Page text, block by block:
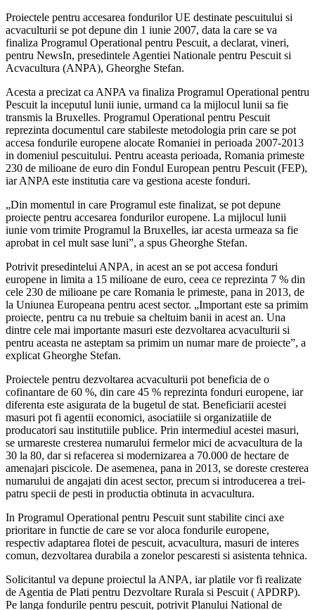
Proiectele pentru accesarea fondurilor UE destinate pescuitului si
acvaculturii se pot depune din 1 iunie 2007, data la care se va
finaliza Programul Operational pentru Pescuit, a declarat, vineri,
pentru NewsIn, presedintele Agentiei Nationale pentru Pescuit si
Acvacultura (ANPA), Gheorghe Stefan.
Acesta a precizat ca ANPA va finaliza Programul Operational pentru
Pescuit la inceputul lunii iunie, urmand ca la mijlocul lunii sa fie
transmis la Bruxelles. Programul Operational pentru Pescuit
reprezinta documentul care stabileste metodologia prin care se pot
accesa fondurile europene alocate Romaniei in perioada 2007-2013
in domeniul pescuitului. Pentru aceasta perioada, Romania primeste
230 de milioane de euro din Fondul European pentru Pescuit (FEP),
iar ANPA este institutia care va gestiona aceste fonduri.
„Din momentul in care Programul este finalizat, se pot depune
proiecte pentru accesarea fondurilor europene. La mijlocul lunii
iunie vom trimite Programul la Bruxelles, iar acesta urmeaza sa fie
aprobat in cel mult sase luni”, a spus Gheorghe Stefan.
Potrivit presedintelui ANPA, in acest an se pot accesa fonduri
europene in limita a 15 milioane de euro, ceea ce reprezinta 7 % din
cele 230 de milioane pe care Romania le primeste, pana in 2013, de
la Uniunea Europeana pentru acest sector. „Important este sa primim
proiecte, pentru ca nu trebuie sa cheltuim banii in acest an. Una
dintre cele mai importante masuri este dezvoltarea acvaculturii si
pentru aceasta ne asteptam sa primim un numar mare de proiecte”, a
explicat Gheorghe Stefan.
Proiectele pentru dezvoltarea acvaculturii pot beneficia de o
cofinantare de 60 %, din care 45 % reprezinta fonduri europene, iar
diferenta este asigurata de la bugetul de stat. Beneficiarii acestei
masuri pot fi agentii economici, asociatiile si organizatiile de
producatori sau institutiile publice. Prin intermediul acestei masuri,
se urmareste cresterea numarului fermelor mici de acvacultura de la
30 la 80, dar si refacerea si modernizarea a 70.000 de hectare de
amenajari piscicole. De asemenea, pana in 2013, se doreste cresterea
numarului de angajati din acest sector, precum si introducerea a trei-
patru specii de pesti in productia obtinuta in acvacultura.
In Programul Operational pentru Pescuit sunt stabilite cinci axe
prioritare in functie de care se vor aloca fondurile europene,
respectiv adaptarea flotei de pescuit, acvacultura, masuri de interes
comun, dezvoltarea durabila a zonelor pescaresti si asistenta tehnica.
Solicitantul va depune proiectul la ANPA, iar platile vor fi realizate
de Agentia de Plati pentru Dezvoltare Rurala si Pescuit ( APDRP).
Pe langa fondurile pentru pescuit, potrivit Planului National de